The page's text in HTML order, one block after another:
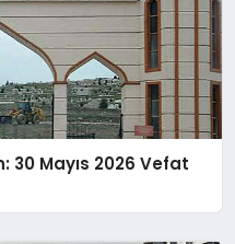
30 Mayıs 2026 Vefat